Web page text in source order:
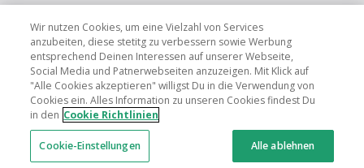
Globale Websites UK US CN JP FR AU IT
Wir nutzen Cookies, um eine Vielzahl von Services
anzubeiten, diese stetitg zu verbessern sowie Werbung
entsprechend Deinen Interessen auf unserer Webseite,
Social Media und Patnerwebseiten anzuzeigen. Mit Klick auf
"Alle Cookies akzeptieren" willigst Du in die Verwendung von
Cookies ein. Alles Information zu unseren Cookies findest Du
in den Cookie Richtlinien
Cookie-Einstellungen Alle ablehnen